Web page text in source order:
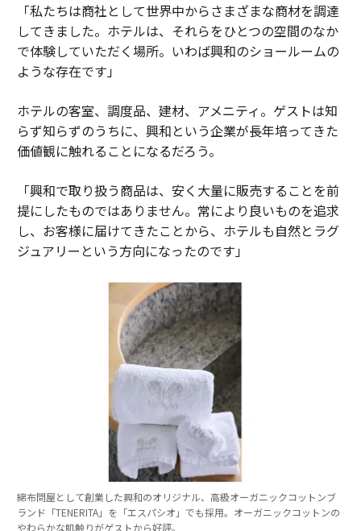
「私たちは商社として世界中からさまざまな商材を調達
してきました。ホテルは、それらをひとつの空間のなか
で体験していただく場所。いわば興和のショールームの
ような存在です」
ホテルの客室、調度品、建材、アメニティ。ゲストは知
らず知らずのうちに、興和という企業が長年培ってきた
価値観に触れることになるだろう。
「興和で取り扱う商品は、安く大量に販売することを前
提にしたものではありません。常により良いものを追求
し、お客様に届けてきたことから、ホテルも自然とラグ
ジュアリーという方向になったのです」
綿布問屋として創業した興和のオリジナル、高級オーガニックコットンブ
ランド「TENERITA」を「エスパシオ」でも採用。オーガニックコットンの
やわらかな肌触りがゲストから好評。